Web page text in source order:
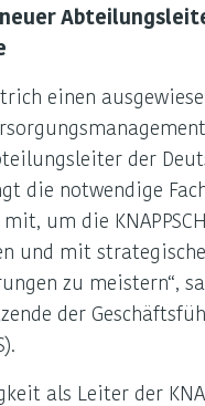
einen
der
die notwendige
um die
und mit
zu meistern“,
der
als Leiter der